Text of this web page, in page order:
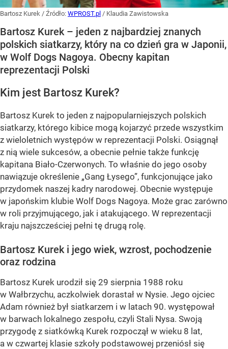
Bartosz Kurek / Źródło: WPROST.pl / Klaudia Zawistowska
Bartosz Kurek – jeden z najbardziej znanych
polskich siatkarzy, który na co dzień gra w Japonii,
w Wolf Dogs Nagoya. Obecny kapitan
reprezentacji Polski
Kim jest Bartosz Kurek?
Bartosz Kurek to jeden z najpopularniejszych polskich
siatkarzy, którego kibice mogą kojarzyć przede wszystkim
z wieloletnich występów w reprezentacji Polski. Osiągnął
z nią wiele sukcesów, a obecnie pełnie także funkcję
kapitana Biało-Czerwonych. To właśnie do jego osoby
nawiązuje określenie „Gang Łysego”, funkcjonujące jako
przydomek naszej kadry narodowej. Obecnie występuje
w japońskim klubie Wolf Dogs Nagoya. Może grac zarówno
w roli przyjmującego, jak i atakującego. W reprezentacji
kraju najszcześciej pełni tę drugą rolę.
Bartosz Kurek i jego wiek, wzrost, pochodzenie
oraz rodzina
Bartosz Kurek urodził się 29 sierpnia 1988 roku
w Wałbrzychu, aczkolwiek dorastał w Nysie. Jego ojciec
Adam również był siatkarzem i w latach 90. występował
w barwach lokalnego zespołu, czyli Stali Nysa. Swoją
przygodę z siatkówką Kurek rozpoczął w wieku 8 lat,
a w czwartej klasie szkoły podstawowej przeniósł się